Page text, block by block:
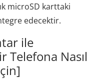
microSD karttaki
edecektir.
ile
Telefona Nasıl